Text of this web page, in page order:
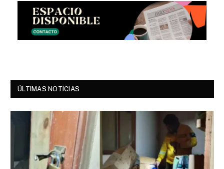
ÚLTIMAS NOTICIAS